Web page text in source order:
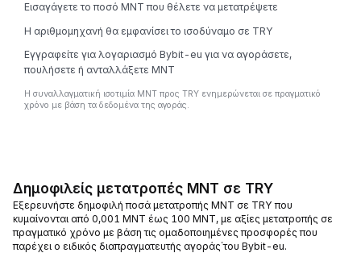
Εισαγάγετε το ποσό MNT που θέλετε να μετατρέψετε
Η αριθμομηχανή θα εμφανίσει το ισοδύναμο σε TRY
Εγγραφείτε για λογαριασμό Bybit-eu για να αγοράσετε,
πουλήσετε ή ανταλλάξετε MNT
Η συναλλαγματική ισοτιμία MNT προς TRY ενημερώνεται σε πραγματικό
χρόνο με βάση τα δεδομένα της αγοράς.
Δημοφιλείς μετατροπές MNT σε TRY
Εξερευνήστε δημοφιλή ποσά μετατροπής MNT σε TRY που
κυμαίνονται από 0,001 MNT έως 100 MNT, με αξίες μετατροπής σε
πραγματικό χρόνο με βάση τις ομαδοποιημένες προσφορές που
παρέχει ο ειδικός διαπραγματευτής αγοράς΄του Bybit-eu.